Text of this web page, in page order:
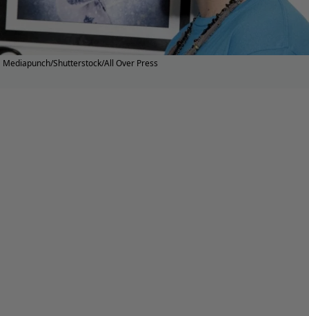
Mediapunch/Shutterstock/All Over Press